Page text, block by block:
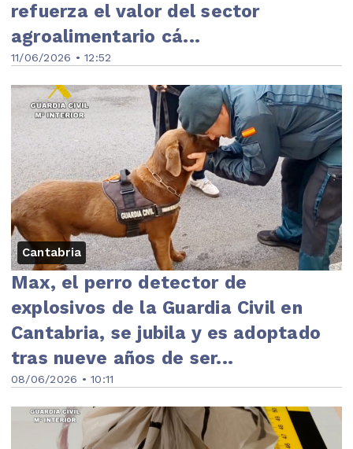
11/06/2026 • 12:52
refuerza el valor del sector
agroalimentario cá...
Cantabria
08/06/2026 • 10:11
Max, el perro detector de
explosivos de la Guardia Civil en
Cantabria, se jubila y es adoptado
tras nueve años de ser...